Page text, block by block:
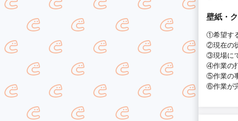
壁紙・
①希望す
②現在の
③現場に
④作業の
⑤作業の
⑥作業が